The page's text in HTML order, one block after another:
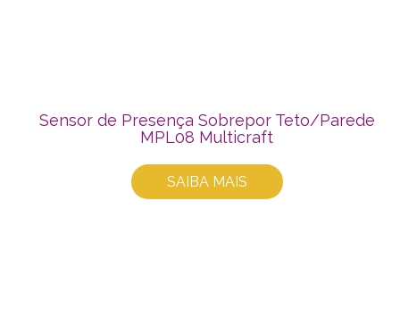
Sensor de Presença Sobrepor Teto/Parede
MPL08 Multicraft
SAIBA MAIS